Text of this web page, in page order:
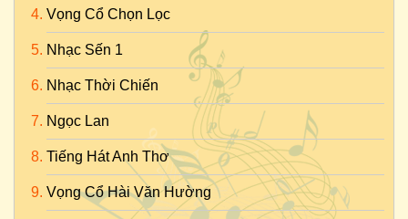
Vọng Cổ Chọn Lọc
Nhạc Sến 1
Nhạc Thời Chiến
Ngọc Lan
Tiếng Hát Anh Thơ
Vọng Cổ Hài Văn Hường